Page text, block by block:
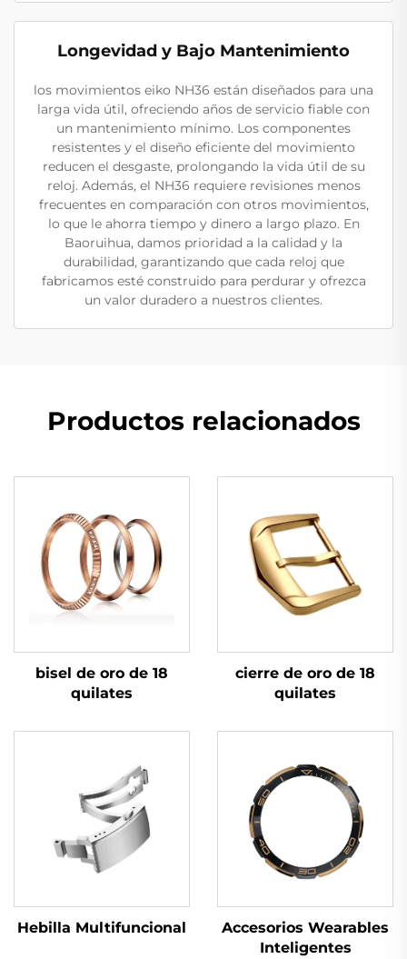
Longevidad y Bajo Mantenimiento
los movimientos eiko NH36 están diseñados para una
larga vida útil, ofreciendo años de servicio fiable con
un mantenimiento mínimo. Los componentes
resistentes y el diseño eficiente del movimiento
reducen el desgaste, prolongando la vida útil de su
reloj. Además, el NH36 requiere revisiones menos
frecuentes en comparación con otros movimientos,
lo que le ahorra tiempo y dinero a largo plazo. En
Baoruihua, damos prioridad a la calidad y la
durabilidad, garantizando que cada reloj que
fabricamos esté construido para perdurar y ofrezca
un valor duradero a nuestros clientes.
Productos relacionados
bisel de oro de 18
quilates
cierre de oro de 18
quilates
Hebilla Multifuncional
Accesorios Wearables
Inteligentes